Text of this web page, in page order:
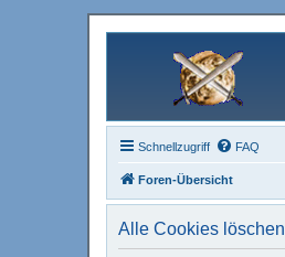
Schnellzugriff FAQ
Foren-Übersicht
Alle Cookies löschen